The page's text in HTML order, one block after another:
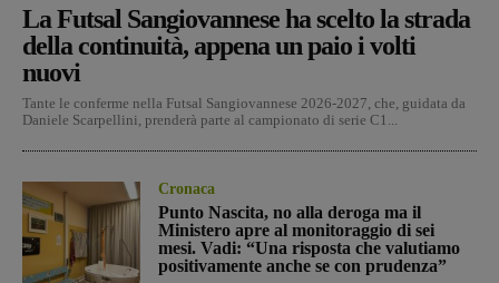
La Futsal Sangiovannese ha scelto la strada
della continuità, appena un paio i volti
nuovi
Tante le conferme nella Futsal Sangiovannese 2026-2027, che, guidata da
Daniele Scarpellini, prenderà parte al campionato di serie C1...
Cronaca
Punto Nascita, no alla deroga ma il
Ministero apre al monitoraggio di sei
mesi. Vadi: “Una risposta che valutiamo
positivamente anche se con prudenza”